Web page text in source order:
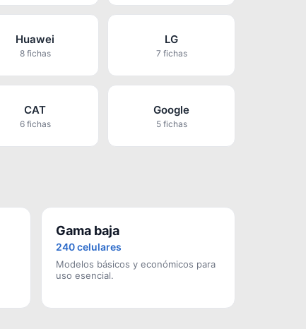
Huawei
8 fichas
LG
7 fichas
CAT
6 fichas
Google
5 fichas
Gama baja
240 celulares
Modelos básicos y económicos para
uso esencial.